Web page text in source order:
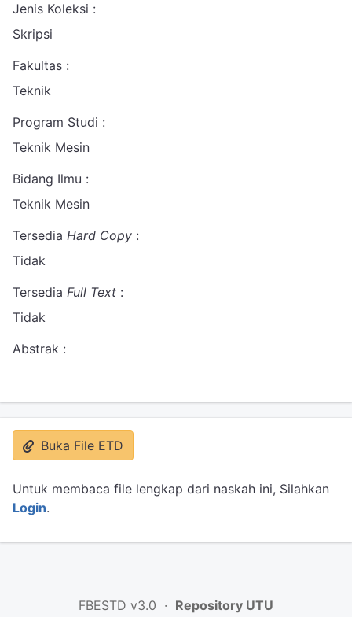
Jenis Koleksi :
Skripsi
Fakultas :
Teknik
Program Studi :
Teknik Mesin
Bidang Ilmu :
Teknik Mesin
Tersedia Hard Copy :
Tidak
Tersedia Full Text :
Tidak
Abstrak :
Buka File ETD
Untuk membaca file lengkap dari naskah ini, Silahkan
Login.
FBESTD v3.0 · Repository UTU